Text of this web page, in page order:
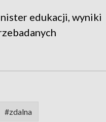
edukacji, wyniki
#zdalna